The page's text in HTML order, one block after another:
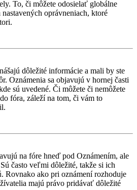
To, či môžete odosielať globálne
nastavených oprávneniach, ktoré
dôležité informácie a mali by ste
Oznámenia sa objavujú v hornej časti
sú uvedené. Či môžete či nemôžete
fóra, záleží na tom, či vám to
na fóre hneď pod Oznámením, ale
často veľmi dôležité, takže si ich
Rovnako ako pri oznámení rozhoduje
majú právo pridávať dôležité